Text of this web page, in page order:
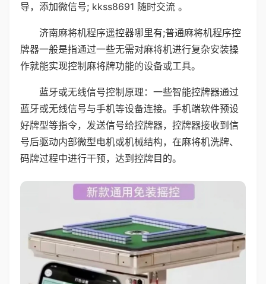
导，添加微信号; kkss8691 随时交流 。
济南麻将机程序遥控器哪里有;普通麻将机程序控
牌器一般是指通过一些无需对麻将机进行复杂安装操
作就能实现控制麻将牌功能的设备或工具。
蓝牙或无线信号控制原理：一些智能控牌器通过
蓝牙或无线信号与手机等设备连接。手机端软件预设
好牌型等指令，发送信号给控牌器，控牌器接收到信
号后驱动内部微型电机或机械结构，在麻将机洗牌、
码牌过程中进行干预，达到控牌目的。